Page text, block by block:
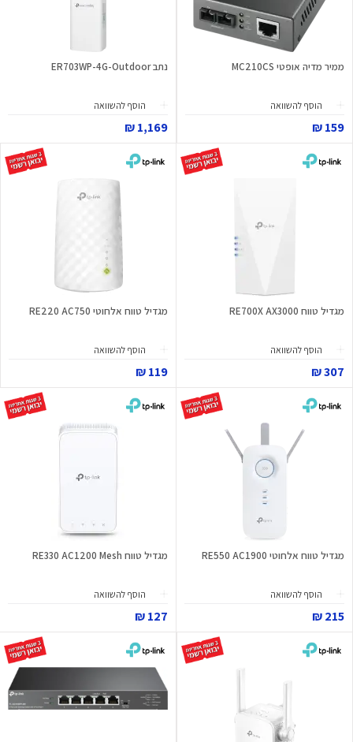
ממיר מדיה אופטי MC210CS
הוסף להשוואה
159 ₪
נתב ER703WP-4G-Outdoor
הוסף להשוואה
1,169 ₪
מגדיל טווח RE700X AX3000
הוסף להשוואה
307 ₪
מגדיל טווח אלחוטי RE220 AC750
הוסף להשוואה
119 ₪
מגדיל טווח אלחוטי RE550 AC1900
הוסף להשוואה
215 ₪
מגדיל טווח RE330 AC1200 Mesh
הוסף להשוואה
127 ₪